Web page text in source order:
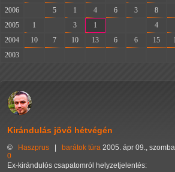
2006
5 1 4 6 3 8
2005
1 3 1 4
2004
10 7 10 13 6 6 15
2003
Kirándulás jövő hétvégén
© Haszprus barátok túra 2005. ápr 09.,
0
Ex-kirándulós csapatomról helyzetjelentés: